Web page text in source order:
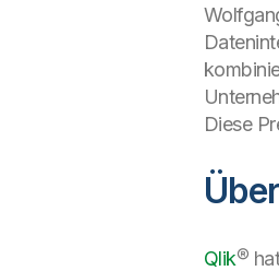
Diese
Qlik®